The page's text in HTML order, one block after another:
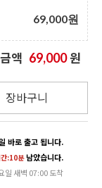
69,000원
액 69,000원
장바구니
바로 출고 됩니다.
:10분남았습니다.
일 새벽 07:00 도착